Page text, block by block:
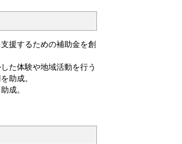
援するための補助金を創
た体験や地域活動を行う
助成。
成。